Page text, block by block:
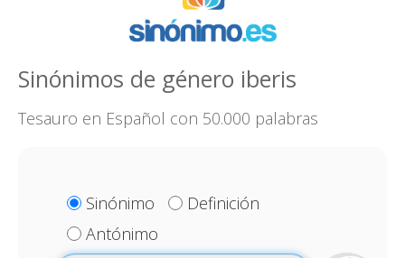
Sinónimos de género iberis
Tesauro en Español con 50.000 palabras
Sinónimo
Definición
Antónimo